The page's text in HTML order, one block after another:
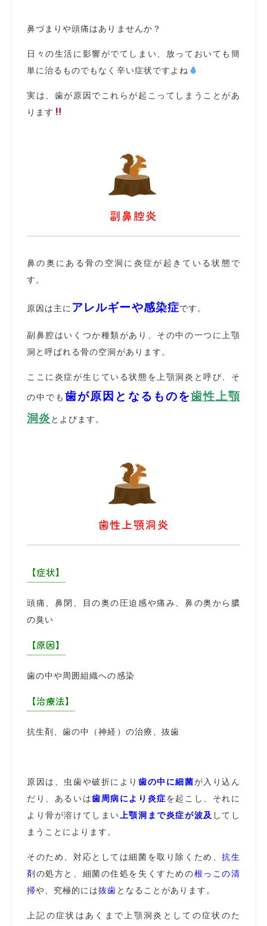
鼻づまりや頭痛はありませんか？
日々の生活に影響がでてしまい、放っておいても簡
単に治るものでもなく辛い症状ですよね
実は、歯が原因でこれらが起こってしまうことがあ
ります
副鼻腔炎
鼻の奥にある骨の空洞に炎症が起きている状態で
す。
原因は主に アレルギーや感染症です。
副鼻腔はいくつか種類があり、その中の一つに上顎
洞と呼ばれる骨の空洞があります。
ここに炎症が生じている状態を上顎洞炎と呼び、そ
の中でも歯が原因となるものを歯性上顎
洞炎 とよびます。
歯性上顎洞炎
【症状】
頭痛、鼻閉、目の奥の圧迫感や痛み、鼻の奥から膿
の臭い
【原因】
歯の中や周囲組織への感染
【治療法】
抗生剤、歯の中（神経）の治療、抜歯
原因は、虫歯や破折により歯の中に細菌が入り込ん
だり、あるいは歯周病により炎症を起こし、それに
より骨が溶けてしまい
上顎洞まで炎症が波及 してし
まうことによります。
そのため、対応としては細菌を取り除くため、抗生
剤 の処方と、細菌の住処を失くすための根っこの清
掃や、究極的には抜歯 となることがあります。
上記の症状はあくまで上顎洞炎としての症状のた